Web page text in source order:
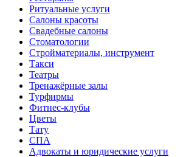
Ритуальные услуги
Салоны красоты
Свадебные салоны
Стоматологии
Стройматериалы, инструмент
Такси
Театры
Тренажёрные залы
Турфирмы
Фитнес-клубы
Цветы
Тату
СПА
Адвокаты и юридические услуги